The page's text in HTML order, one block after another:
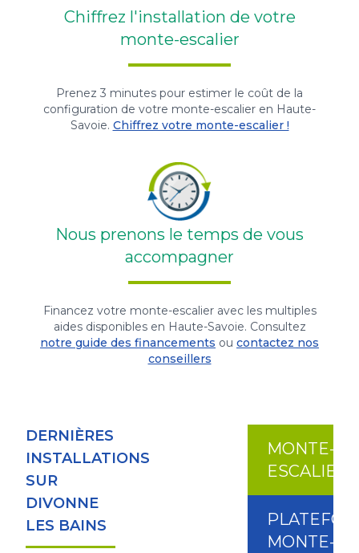
Chiffrez l'installation de votre
monte-escalier
Prenez 3 minutes pour estimer le coût de la
configuration de votre monte-escalier en Haute-
Savoie. Chiffrez votre monte-escalier !
Nous prenons le temps de vous
accompagner
Financez votre monte-escalier avec les multiples
aides disponibles en Haute-Savoie. Consultez
notre guide des financements ou contactez nos
conseillers
DERNIÈRES
INSTALLATIONS
SUR
DIVONNE
LES BAINS
MONTE-
ESCALIER
MONTE-